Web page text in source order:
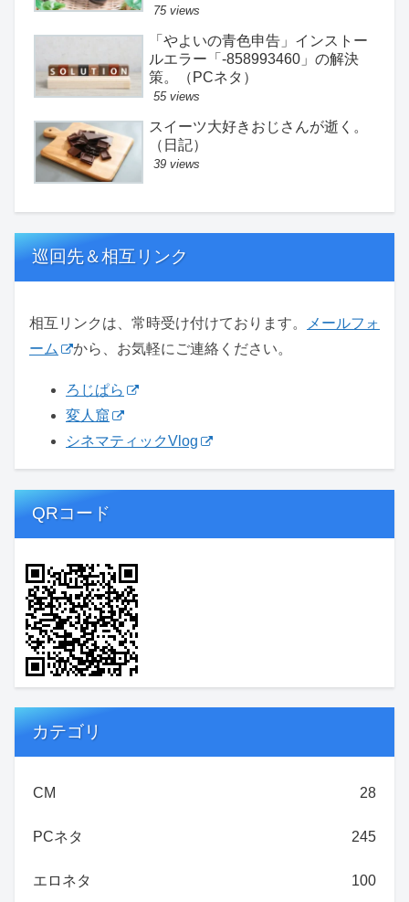
75 views
「やよいの青色申告」インストー
ルエラー「-858993460」の解決
策。（PCネタ）
55 views
スイーツ大好きおじさんが逝く。
（日記）
39 views
巡回先＆相互リンク
相互リンクは、常時受け付けております。
メールフォ
ーム
から、お気軽にご連絡ください。
ろじぱら
変人窟
シネマティックVlog
QRコード
カテゴリ
CM 28
PCネタ 245
エロネタ 100